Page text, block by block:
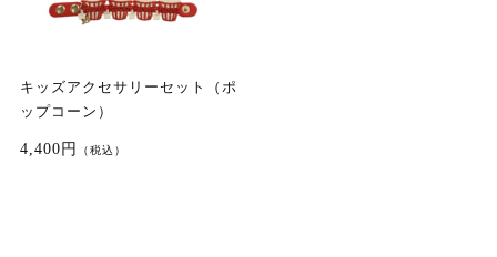
キッズアクセサリーセット（ポ
ップコーン）
4,400円 （税込）